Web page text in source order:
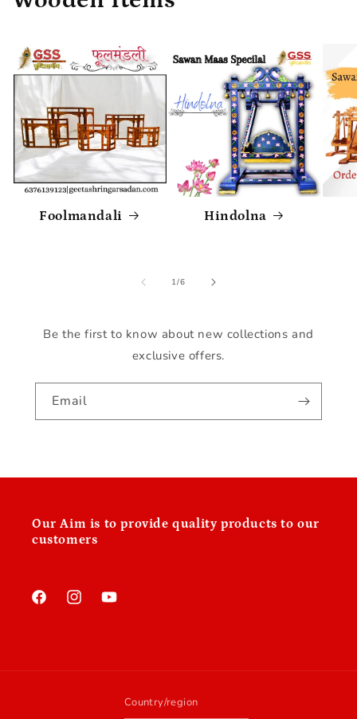
Foolmandali Hindolna
1/of
6
Be the first to know about new collections and
exclusive offers.
Email
Our Aim is to provide quality products to our
customers
FacebookInstagramYouTube
Country/region